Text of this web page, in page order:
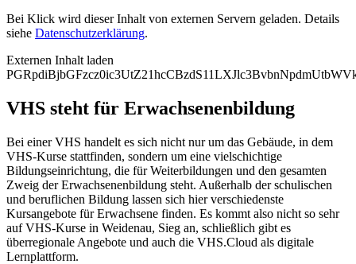
Bei Klick wird dieser Inhalt von externen Servern geladen. Details
siehe Datenschutzerklärung.
Externen Inhalt laden
VHS steht für Erwachsenenbildung
Bei einer VHS handelt es sich nicht nur um das Gebäude, in dem
VHS-Kurse stattfinden, sondern um eine vielschichtige
Bildungseinrichtung, die für Weiterbildungen und den gesamten
Zweig der Erwachsenenbildung steht. Außerhalb der schulischen
und beruflichen Bildung lassen sich hier verschiedenste
Kursangebote für Erwachsene finden. Es kommt also nicht so sehr
auf VHS-Kurse in Weidenau, Sieg an, schließlich gibt es
überregionale Angebote und auch die VHS.Cloud als digitale
Lernplattform.